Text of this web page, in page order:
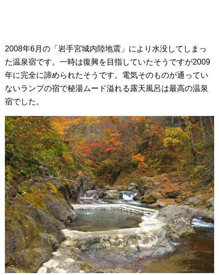
2008年6月の「岩手宮城内陸地震」により水没してしまっ
た温泉宿です。一時は復興を目指していたそうですが2009
年に完全に諦められたそうです。電気そのものが通ってい
ないランプの宿で秘湯ムード溢れる露天風呂は最高の温泉
宿でした。